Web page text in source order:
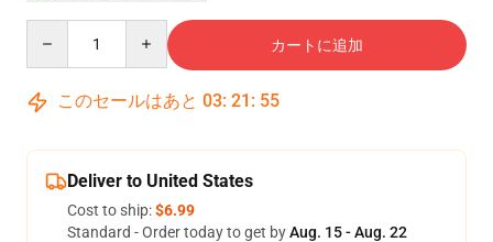
カートに追加
このセールはあと 03: 21 : 54
Deliver to United States
Cost to ship:$6.99
Standard - Order today to get byAug. 15 - Aug. 22